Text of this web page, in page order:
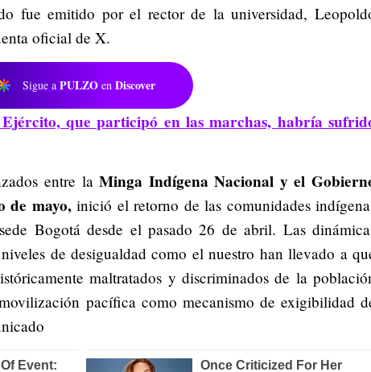
fue emitido por el rector de la universidad,
oficial de X.
Sigue a PULZO en Discover
que participó en las marchas, habría
entre laMinga Indígena Nacional y el
de mayo,inició el retorno de las comunidades
Bogotá desde el pasado 26 de abril. Las
de desigualdad como el nuestro han llevado a
maltratados y discriminados de la
pacífica como mecanismo de exigibilidad